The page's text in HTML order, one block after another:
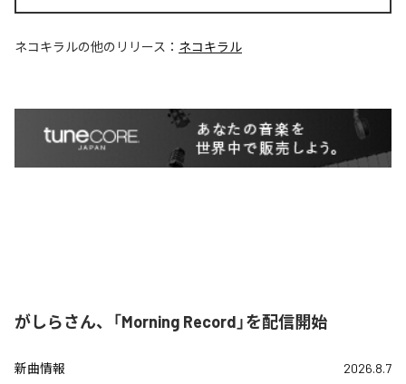
ネコキラルの他のリリース： ネコキラル
がしらさん、「Morning Record」を配信開始
新曲情報 2026.8.7